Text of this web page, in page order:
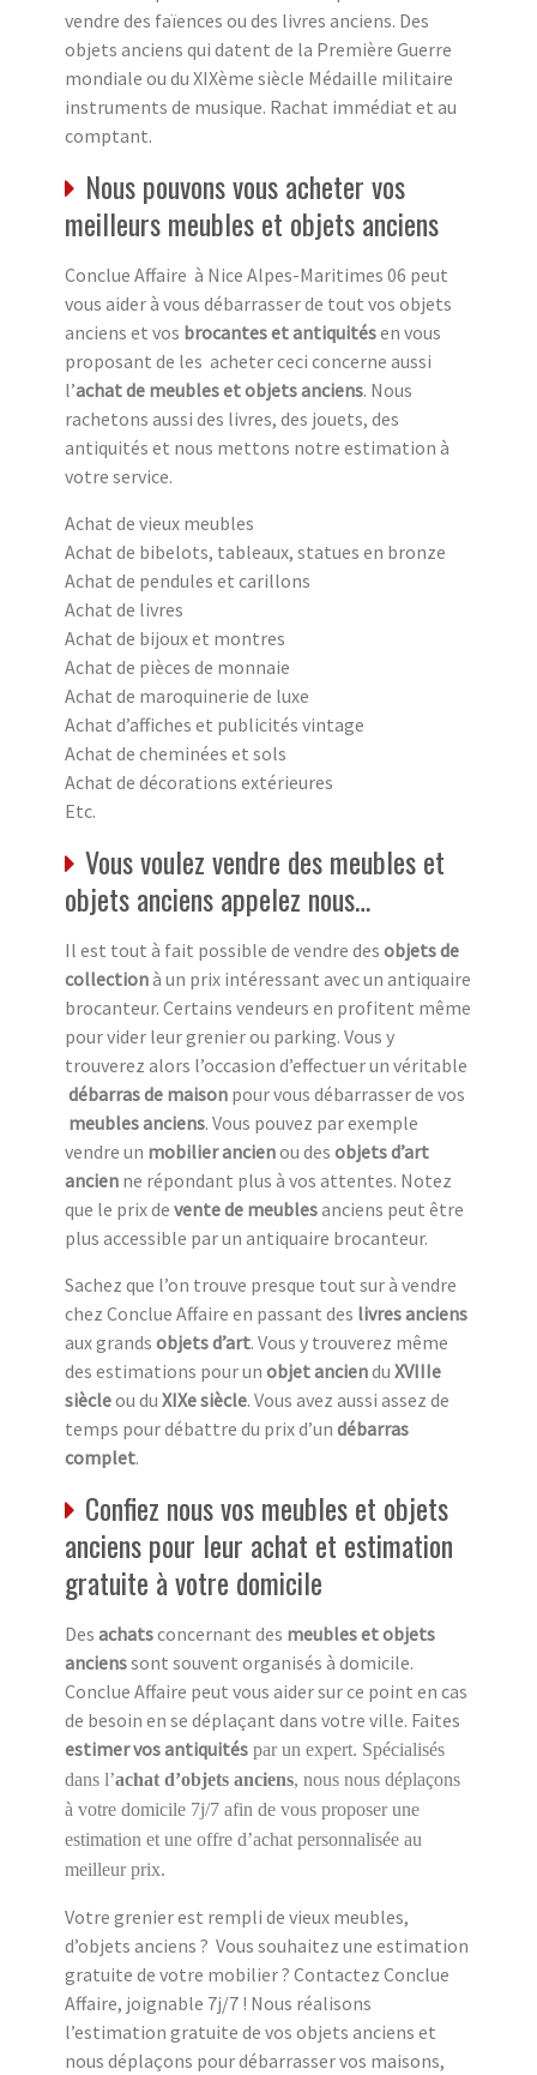
vendre des faïences ou des livres anciens. Des
objets anciens qui datent de la Première Guerre
mondiale ou du XIXème siècle Médaille militaire
instruments de musique. Rachat immédiat et au
comptant.
Nous pouvons vous acheter vos
meilleurs meubles et objets anciens
Conclue Affaire à Nice Alpes-Maritimes 06 peut
vous aider à vous débarrasser de tout vos objets
anciens et vos brocantes et antiquitésen vous
proposant de les acheter ceci concerne aussi
l’achat de meubles et objets anciens. Nous
rachetons aussi des livres, des jouets, des
antiquités et nous mettons notre estimation à
votre service.
Achat de vieux meubles
Achat de bibelots, tableaux, statues en bronze
Achat de pendules et carillons
Achat de livres
Achat de bijoux et montres
Achat de pièces de monnaie
Achat de maroquinerie de luxe
Achat d’affiches et publicités vintage
Achat de cheminées et sols
Achat de décorations extérieures
Etc.
Vous voulez vendre des meubles et
objets anciens appelez nous…
Il est tout à fait possible de vendre des objets de
collectionà un prix intéressant avec un antiquaire
brocanteur. Certains vendeurs en profitent même
pour vider leur grenier ou parking. Vous y
trouverez alors l’occasion d’effectuer un véritable
débarras de maison pour vous débarrasser de vos
meubles anciens. Vous pouvez par exemple
vendre un mobilier ancienou des objets d’art
ancien ne répondant plus à vos attentes. Notez
que le prix de vente de meublesanciens peut être
plus accessible par un antiquaire brocanteur.
Sachez que l’on trouve presque tout sur à vendre
chez Conclue Affaire en passant des livres anciens
aux grands objets d’art. Vous y trouverez même
des estimations pour un objet anciendu XVIIIe
siècleou du XIXe siècle. Vous avez aussi assez de
temps pour débattre du prix d’un débarras
complet.
Confiez nous vos meubles et objets
anciens pour leur achat et estimation
gratuite à votre domicile
Des achatsconcernant des meubles et objets
ancienssont souvent organisés à domicile.
Conclue Affaire peut vous aider sur ce point en cas
de besoin en se déplaçant dans votre ville. Faites
estimer vos antiquités par un expert. Spécialisés
dans l’achat d’objets anciens, nous nous déplaçons
à votre domicile 7j/7 afin de vous proposer une
estimation et une offre d’achat personnalisée au
meilleur prix.
Votre grenier est rempli de vieux meubles,
d’objets anciens ? Vous souhaitez une estimation
gratuite de votre mobilier ? Contactez Conclue
Affaire, joignable 7j/7 ! Nous réalisons
l’estimation gratuite de vos objets anciens et
nous déplaçons pour débarrasser vos maisons,